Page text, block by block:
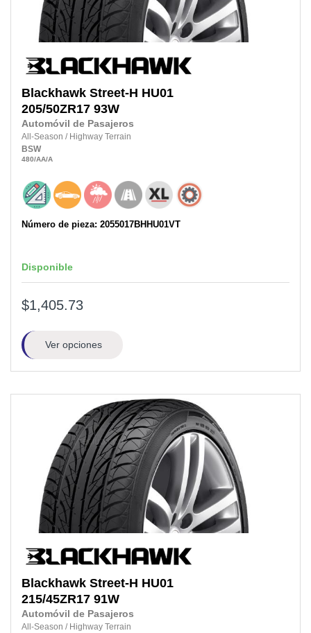
Blackhawk Street-H HU01
205/50ZR17 93W
Automóvil de Pasajeros
All-Season / Highway Terrain
BSW
480/AA/A
Número de pieza: 2055017BHHU01VT
Disponible
$1,405.73
Ver opciones
Blackhawk Street-H HU01
215/45ZR17 91W
Automóvil de Pasajeros
All-Season / Highway Terrain